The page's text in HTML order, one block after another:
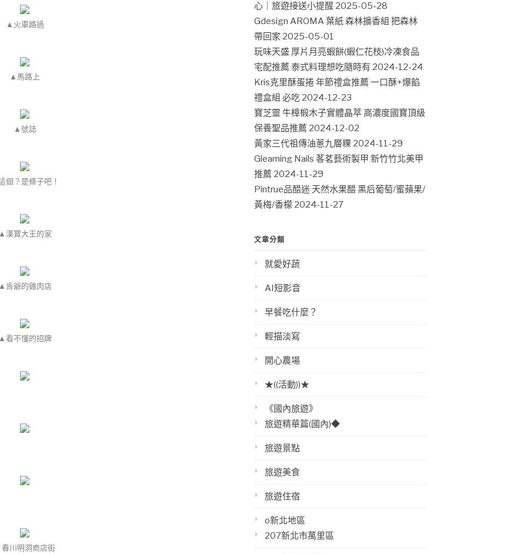
▲火車路過
▲馬路上
▲號誌
個？是條子吧！
漢寶大王的家
肯爺的雞肉店
看不懂的招牌
川明洞商店街
心｜旅遊接送小提醒 2025-05-28
Gdesign AROMA 葉紙 森林擴香組 把森林
帶回家 2025-05-01
玩味天盛 厚片月亮蝦餅(蝦仁花枝)冷凍食品
宅配推薦 泰式料理想吃隨時有 2024-12-24
Kris克里酥蛋捲 年節禮盒推薦 一口酥+爆餡
禮盒組 必吃 2024-12-23
寶芝靈 牛樟椴木子實體晶萃 高濃度國寶頂級
保養聖品推薦 2024-12-02
黃家三代祖傳油蔥九層粿 2024-11-29
Gleaming Nails 茖茗藝術製甲 新竹竹北美甲
推薦 2024-11-29
Pintrue品醋迷 天然水果醋 黑后葡萄/蜜蘋果/
黃梅/香檬 2024-11-27
文章分類
就愛好蔬
AI短影音
早餐吃什麼？
輕描淡寫
開心農場
★((活動))★
《國內旅遊》
旅遊精華篇(國內)◆
旅遊景點
旅遊美食
旅遊住宿
o新北地區
207新北市萬里區